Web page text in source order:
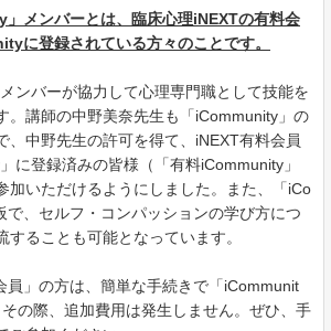
メンバーとは、臨床心理iNEXTの有料会
に登録されている方々のことです。
ンバーが協力して心理専門職として技能を
。講師の中野美奈先生も「iCommunity」の
、中野先生の許可を得て、iNEXT有料会員
に登録済みの皆様（「有料iCommunity」
加いただけるようにしました。また、「iCo
で、セルフ・コンパッションの学び方につ
することも可能となっています。
員」の方は、簡単な手続きで「iCommunit
の際、追加費用は発生しません。ぜひ、手